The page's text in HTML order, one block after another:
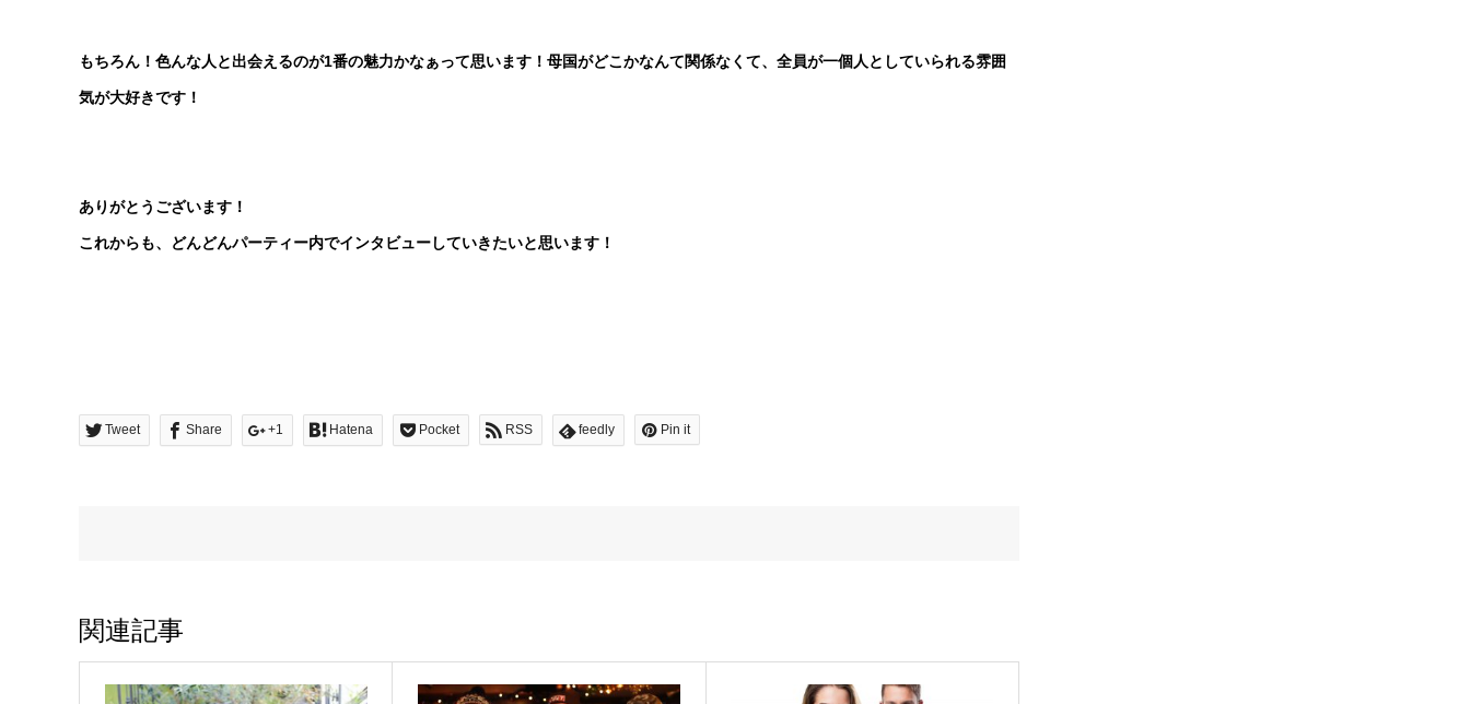
もちろん！色んな人と出会えるのが1番の魅力かなぁって思います！母国がどこかなんて関係なくて、全員が一個人としていられる雰囲
気が大好きです！
ありがとうございます！
これからも、どんどんパーティー内でインタビューしていきたいと思います！
Tweet Share +1 Hatena Pocket RSS feedly Pin it
関連記事